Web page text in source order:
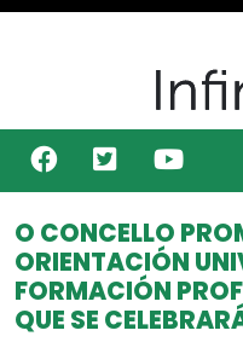
O CONCELLO
ORIENTACIÓN
FORMACIÓN
QUE SE